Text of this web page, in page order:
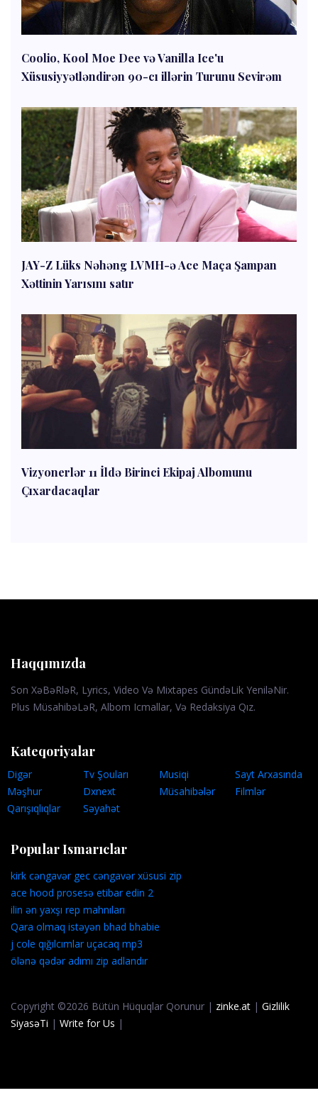
Coolio, Kool Moe Dee və Vanilla Ice'u
Xüsusiyyətləndirən 90-cı illərin Turunu Sevirəm
JAY-Z Lüks Nəhəng LVMH-ə Ace Maça Şampan
Xəttinin Yarısını satır
Vizyonerlər 11 İldə Birinci Ekipaj Albomunu
Çıxardacaqlar
Haqqımızda
Son XəBəRləR, Lyrics, Video Və Mixtapes GündəLik YeniləNir.
Plus MüsahibəLəR, Albom Icmallar, Və Redaksiya Qız.
Kateqoriyalar
Digər Tv Şouları Musiqi
Sayt Arxasında
Məşhur
Dxnext Müsahibələr
Filmlər
Qarışıqlıqlar
Səyahət
Popular Ismarıclar
kirk cəngavər gec cəngavər xüsusi zip
ace hood prosesə etibar edin 2
ilin ən yaxşı rep mahnıları
Qara olmaq istəyən bhad bhabie
j cole qığılcımlar uçacaq mp3
ölənə qədər adımı zip adlandır
Copyright ©2026 Bütün Hüquqlar Qorunur | zinke.at | Gizlilik
SiyasəTi | Write for Us |